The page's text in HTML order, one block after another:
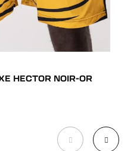
HECTOR NOIR-OR